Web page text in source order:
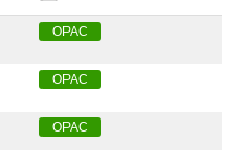
OPAC
OPAC
OPAC